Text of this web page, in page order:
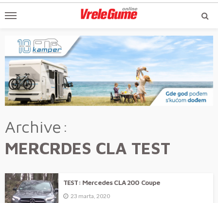
Archive
MERCRDES CLA TEST
TEST: Mercedes CLA 200 Coupe
23 marta, 2020